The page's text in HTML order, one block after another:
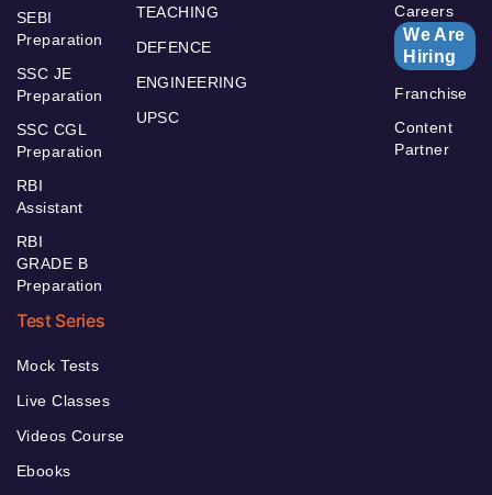
SEBI
Preparation
SSC JE
Preparation
SSC CGL
Preparation
RBI
Assistant
RBI
GRADE B
Preparation
TEACHING
DEFENCE
ENGINEERING
UPSC
Careers
We Are
Hiring
Franchise
Content
Partner
Test Series
Mock Tests
Live Classes
Videos Course
Ebooks